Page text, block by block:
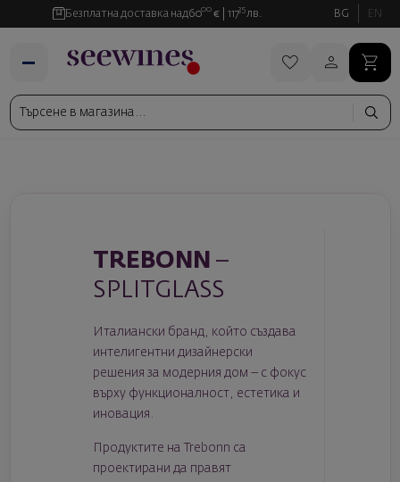
Безплатна доставка над6000 € 11735 лв. BG EN
TREBONN –
SPLITGLASS
Италиански бранд, който създава
интелигентни дизайнерски
решения за модерния дом – с фокус
върху функционалност, естетика и
иновация.
Продуктите на Trebonn са
проектирани да правят